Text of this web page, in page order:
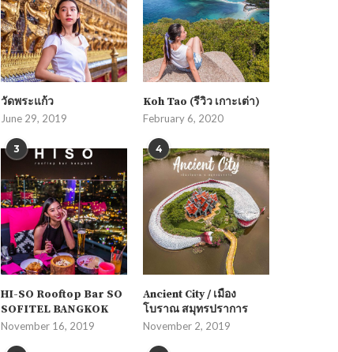
วัดพระแก้ว
June 29, 2019
Koh Tao (รีวิว เกาะเต่า)
February 6, 2020
3
HI-SO Rooftop Bar SO
SOFITEL BANGKOK
November 16, 2019
4
Ancient City / เมือง
โบราณ สมุทรปราการ
November 2, 2019